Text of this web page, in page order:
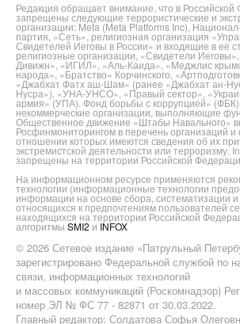
Редакция обращает внимание, что в Российской
запрещены следующие террористические и
организации: Meta (Meta Platforms Inc),
партия, «Сеть», религиозная организация
Свидетелей Иеговы в России» и входящие в ее
религиозные организации, «Свидетели
Дивижн», «ИГИЛ», «Аль-Каида», «Меджлис
народа», «Братство» Корчинского,
«Джабхат Фатх аш-Шам» (ранее «Джабхат ан-
Нусра»), «УНА-УНСО», «Правый сектор»,
армия» (УПА). Фонд борьбы с коррупцией»
некоммерческие организации, выполняющие
Общественное движение «Штабы Навального»
Росфинмониторингом в перечень организаций и
отношении которых имеются сведения об их
экстремистской деятельности или терроризму.
запрещены на территории Российской
На информационном ресурсе применяются
технологии (информационные технологии
информации на основе сбора, систематизации и
относящихся к предпочтениям пользователей
находящихся на территории Российской
алгоритмы SMI2 и INFOX
© 2026 Сетевое издание «Патрульный
зарегистрировано Федеральной службой по
связи, информационных технологий
и массовых коммуникаций (Роскомнадзор)
номер ЭЛ № ФС 77 - 82871 от 30.03.2022.
Главный редактор: Солдатова Софья